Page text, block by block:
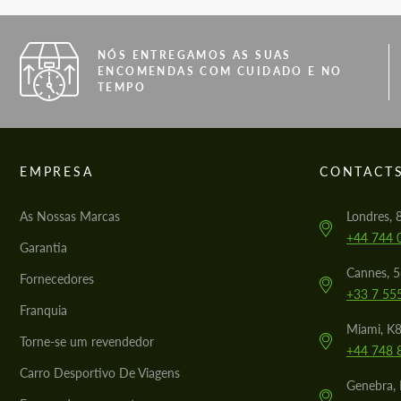
NÓS ENTREGAMOS AS SUAS
ENCOMENDAS COM CUIDADO E NO
TEMPO
EMPRESA
As Nossas Marcas
Garantia
Fornecedores
Franquia
Torne-se um revendedor
Carro Desportivo De Viagens
Londres,
+44 744
Cannes,
+33 7
Miami,
+44 748
Genebra,